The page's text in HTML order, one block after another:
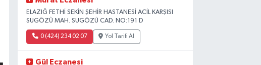
ELAZIĞ FETHİ SEKİN ŞEHİR HASTANESİ ACİL KARŞISI
SUGÖZÜ MAH. SUGÖZÜ CAD. NO:191 D
0 (424) 234 02 07 Yol Tarifi Al
Gül Eczanesi